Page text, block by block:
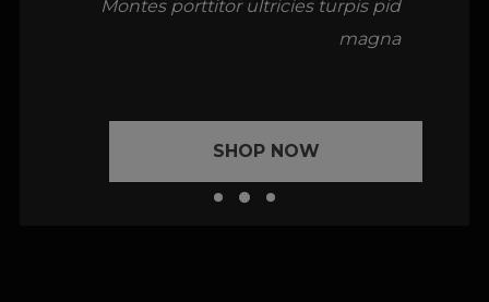
Montes porttitor ultricies turpis pid
magna
SHOP NOW